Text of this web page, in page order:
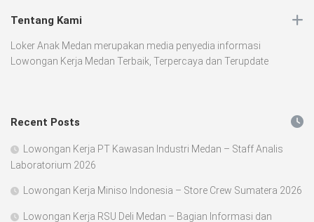
Tentang Kami
Loker Anak Medan merupakan media penyedia informasi
Lowongan Kerja Medan Terbaik, Terpercaya dan Terupdate
Recent Posts
Lowongan Kerja PT Kawasan Industri Medan – Staff Analis
Laboratorium 2026
Lowongan Kerja Miniso Indonesia – Store Crew Sumatera 2026
Lowongan Kerja RSU Deli Medan – Bagian Informasi dan